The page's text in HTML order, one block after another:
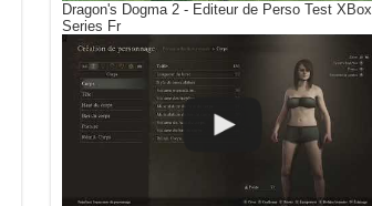
Dragon's Dogma 2 - Editeur de Perso Test XBox
Series Fr